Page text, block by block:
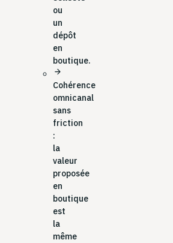
ou
un
dépôt
en
boutique.
arrow_forward
Cohérence
omnicanal
sans
friction
:
la
valeur
proposée
en
boutique
est
la
même